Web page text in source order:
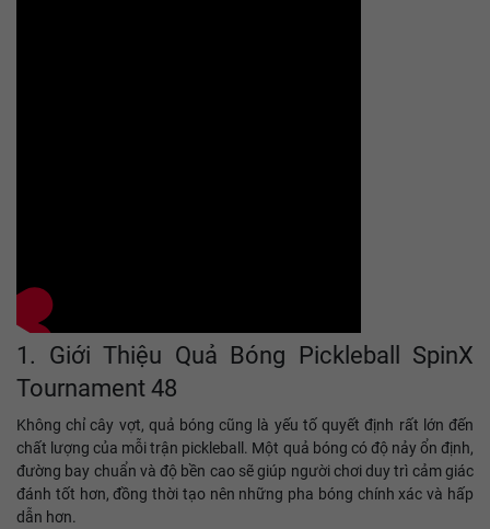
1. Giới Thiệu Quả Bóng Pickleball SpinX
Tournament 48
Không chỉ cây vợt, quả bóng cũng là yếu tố quyết định rất lớn đến
chất lượng của mỗi trận pickleball. Một quả bóng có độ nảy ổn định,
đường bay chuẩn và độ bền cao sẽ giúp người chơi duy trì cảm giác
đánh tốt hơn, đồng thời tạo nên những pha bóng chính xác và hấp
dẫn hơn.